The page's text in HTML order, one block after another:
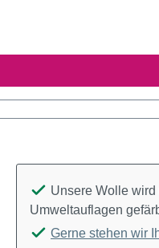
Unsere Wolle
Umweltauflagen
Gerne stehen wir